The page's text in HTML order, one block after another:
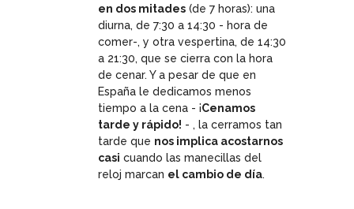
en dos mitades (de 7 horas): una
diurna, de 7:30 a 14:30 - hora de
comer-, y otra vespertina, de 14:30
a 21:30, que se cierra con la hora
de cenar. Y a pesar de que en
España le dedicamos menos
tiempo a la cena - ¡Cenamos
tarde y rápido! - , la cerramos tan
tarde que nos implica acostarnos
casi cuando las manecillas del
reloj marcan el cambio de día.